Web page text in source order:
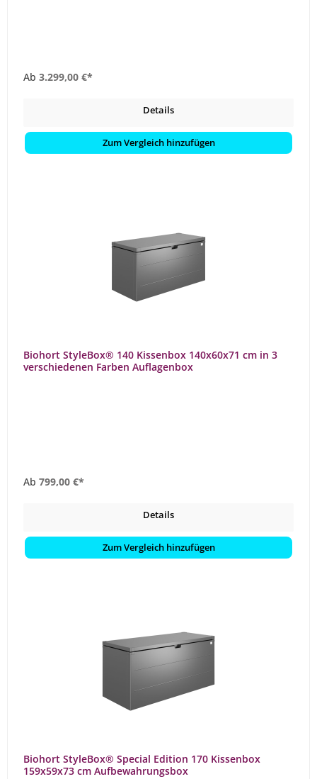
Ab 3.299,00 €*
Details
Zum Vergleich hinzufügen
Biohort StyleBox® 140 Kissenbox 140x60x71 cm in 3
verschiedenen Farben Auflagenbox
Ab 799,00 €*
Details
Zum Vergleich hinzufügen
Biohort StyleBox® Special Edition 170 Kissenbox
159x59x73 cm Aufbewahrungsbox